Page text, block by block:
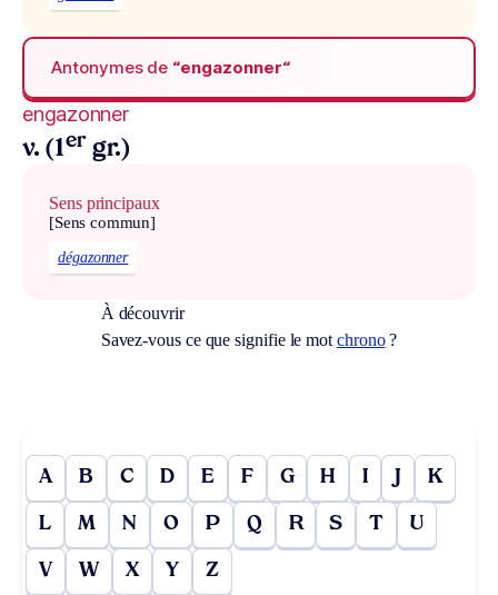
Antonymes de “engazonner“
engazonner
v. (1er gr.)
Sens principaux
[Sens commun]
dégazonner
À découvrir
Savez-vous ce que signifie le motchrono?
A B C D E F G H I J K
L M N O P Q R S T U
V W X Y Z